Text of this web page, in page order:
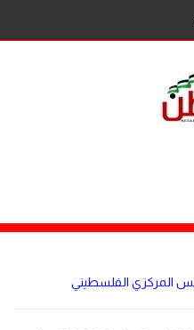
المركزي الفلسطيني